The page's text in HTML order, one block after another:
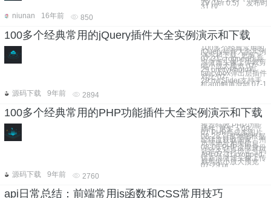
29 (Ver 0.5) 发布时
31 (V
niunan
16年前 850
100多个经典常用的jQuery插件大全实例演示和下载
100多个经典常用的
jQuery插件大全实例
演示和下载 更多 >
07-31 cropped仿新
浪微博头像上传裁剪
缩小放大预览 07-
29 prettyPhoto和
fancybox弹出层插件
对比 07-
29 hwSlider支持手
机app触屏滑动 07-1
源码下载
9年前 2894
100多个经典常用的PHP功能插件大全实例演示和下载
推荐特效 PHP功能
插件 更多 > 09-
07 PHP合成多图片
08-28 百度地图根据
经纬度获取国家、州
市等地址相关信息
08-06 PHP读取身份
证姓名和身份证号码
API 07-31 cropped
仿新浪微博头像上传
裁剪缩小放大预览
07-29 pr
源码下载
9年前 2760
api日常总结：前端常用js函数和CSS常用技巧